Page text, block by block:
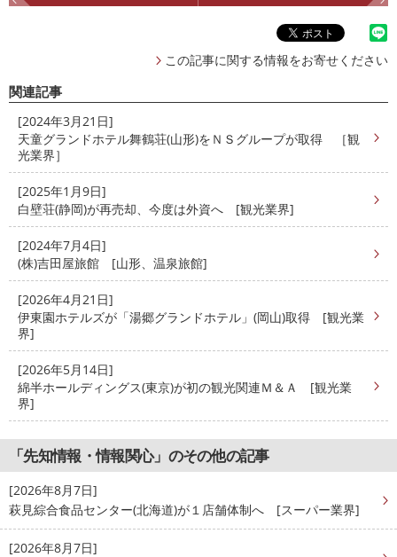
この記事に関する情報をお寄せください
関連記事
[2024年3月21日]
天童グランドホテル舞鶴荘(山形)をＮＳグループが取得 ［観
光業界］
[2025年1月9日]
白壁荘(静岡)が再売却、今度は外資へ [観光業界]
[2024年7月4日]
(株)吉田屋旅館 [山形、温泉旅館]
[2026年4月21日]
伊東園ホテルズが「湯郷グランドホテル」(岡山)取得 [観光業
界]
[2026年5月14日]
綿半ホールディングス(東京)が初の観光関連Ｍ＆Ａ [観光業
界]
「先知情報・情報関心」のその他の記事
[2026年8月7日]
萩見綜合食品センター(北海道)が１店舗体制へ [スーパー業界]
[2026年8月7日]